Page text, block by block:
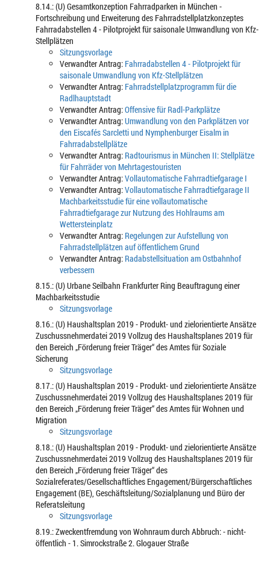
8.14.: (U) Gesamtkonzeption Fahrradparken in München -
Fortschreibung und Erweiterung des Fahrradstellplatzkonzeptes
Fahrradabstellen 4 - Pilotprojekt für saisonale Umwandlung von Kfz-
Stellplätzen
Sitzungsvorlage
Verwandter Antrag: Fahrradabstellen 4 - Pilotprojekt für
saisonale Umwandlung von Kfz-Stellplätzen
Verwandter Antrag: Fahrradstellplatzprogramm für die
Radlhauptstadt
Verwandter Antrag:Offensive für Radl-Parkplätze
Verwandter Antrag:Umwandlung von den Parkplätzen vor
den Eiscafés Sarcletti und Nymphenburger Eisalm in
Fahrradabstellplätze
Verwandter Antrag: Radtourismus in München II: Stellplätze
für Fahrräder von Mehrtagestouristen
Verwandter Antrag:Vollautomatische Fahrradtiefgarage I
Verwandter Antrag:Vollautomatische Fahrradtiefgarage II
Machbarkeitsstudie für eine vollautomatische
Fahrradtiefgarage zur Nutzung des Hohlraums am
Wettersteinplatz
Verwandter Antrag: Regelungen zur Aufstellung von
Fahrradstellplätzen auf öffentlichem Grund
Verwandter Antrag: Radabstellsituation am Ostbahnhof
verbessern
8.15.: (U) Urbane Seilbahn Frankfurter Ring Beauftragung einer
Machbarkeitsstudie
Sitzungsvorlage
8.16.: (U) Haushaltsplan 2019 - Produkt- und zielorientierte Ansätze
Zuschussnehmerdatei 2019 Vollzug des Haushaltsplanes 2019 für
den Bereich „Förderung freier Träger“ des Amtes für Soziale
Sicherung
Sitzungsvorlage
8.17.: (U) Haushaltsplan 2019 - Produkt- und zielorientierte Ansätze
Zuschussnehmerdatei 2019 Vollzug des Haushaltsplanes 2019 für
den Bereich „Förderung freier Träger“ des Amtes für Wohnen und
Migration
Sitzungsvorlage
8.18.: (U) Haushaltsplan 2019 - Produkt- und zielorientierte Ansätze
Zuschussnehmerdatei 2019 Vollzug des Haushaltsplanes 2019 für
den Bereich „Förderung freier Träger“ des
Sozialreferates/Gesellschaftliches Engagement/Bürgerschaftliches
Engagement (BE), Geschäftsleitung/Sozialplanung und Büro der
Referatsleitung
Sitzungsvorlage
8.19.: Zweckentfremdung von Wohnraum durch Abbruch: - nicht-
öffentlich - 1. Simrockstraße 2. Glogauer Straße